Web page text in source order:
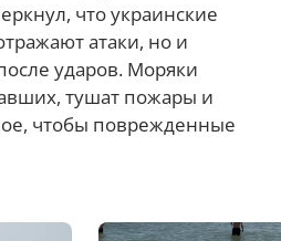
что украинские
атаки, но и
ударов. Моряки
тушат пожары и
чтобы поврежденные